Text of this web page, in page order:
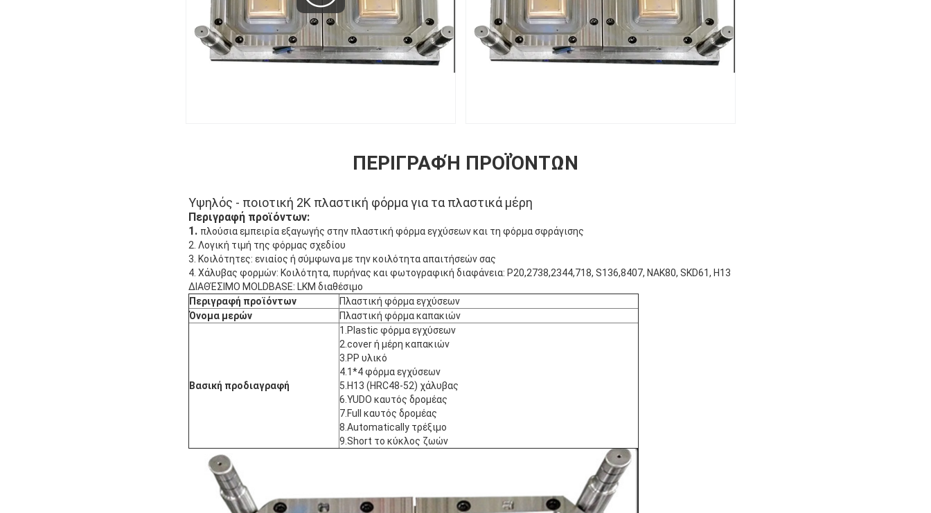
ΠΕΡΙΓΡΑΦΉ ΠΡΟΪΌΝΤΩΝ
Υψηλός - ποιοτική 2K πλαστική φόρμα για τα πλαστικά μέρη
Περιγραφή προϊόντων:
1. πλούσια εμπειρία εξαγωγής στην πλαστική φόρμα εγχύσεων και τη φόρμα σφράγισης
2. Λογική τιμή της φόρμας σχεδίου
3. Κοιλότητες: ενιαίος ή σύμφωνα με την κοιλότητα απαιτήσεών σας
4. Χάλυβας φορμών: Κοιλότητα, πυρήνας και φωτογραφική διαφάνεια: P20,2738,2344,718, S136,8407, NAK80, SKD61, H13
ΔΙΑΘΈΣΙΜΟ MOLDBASE: LKM διαθέσιμο
Περιγραφή προϊόντων
Πλαστική φόρμα εγχύσεων
Όνομα μερών
Πλαστική φόρμα καπακιών
Βασική προδιαγραφή
1.Plastic φόρμα εγχύσεων
2.cover ή μέρη καπακιών
3.PP υλικό
4.1*4 φόρμα εγχύσεων
5.H13 (HRC48-52) χάλυβας
6.YUDO καυτός δρομέας
7.Full καυτός δρομέας
8.Automatically τρέξιμο
9.Short το κύκλος ζωών